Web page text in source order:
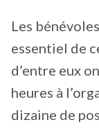
Les
essentiel de
d’entre eux
heures à
dizaine de